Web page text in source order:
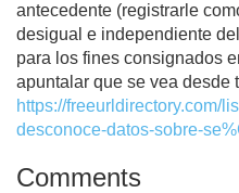
antecedente (registrarle
desigual e independiente
para los fines consignados
apuntalar que se vea desde
https://freeurldirectory.com/
desconoce-datos-sobre-
Comments